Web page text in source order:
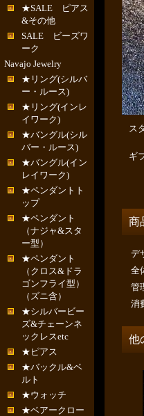
★SALE ピアス
&その他
SALE ビーズワ
ーク
Navajo Jewelry
★リング(シルバ
ー・ルース)
★リング(インレ
イワーク)
★バングル(シル
バー・ルース)
★バングル(イン
レイワーク)
★ペンダントト
ップ
★ペンダント
（ナジャ&スタ
ー型）
★ペンダント
（クロス&ドラ
ゴンフライ型）
（ズニ含）
★シルバービー
ズ&チェーンネ
ックレスetc
★ピアス
★バックル&ベ
ルト
★ウォッチ
★ベアークロー
ス
ギ
商
デ
全
管
消
他